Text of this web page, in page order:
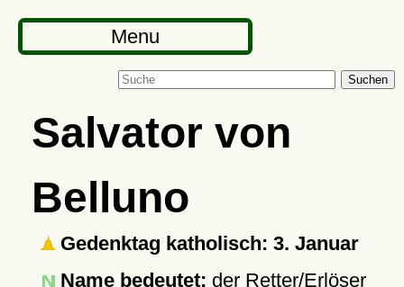
Menu
Suchen
Salvator von
Belluno
Gedenktag katholisch: 3. Januar
Name bedeutet: der Retter/Erlöser